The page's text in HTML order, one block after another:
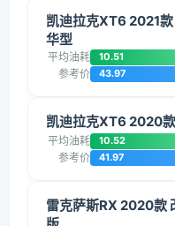
凯迪拉克XT6 2021
华型
平均油耗 10.51
参考价 43.97
凯迪拉克XT6 2020
平均油耗 10.52
参考价 41.97
雷克萨斯RX 2020款